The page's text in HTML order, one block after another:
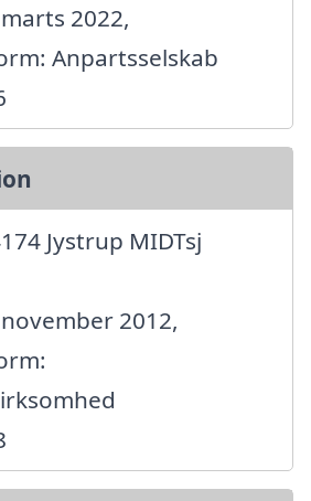
2022,
Anpartsselskab
Jystrup MIDTsj
2012,